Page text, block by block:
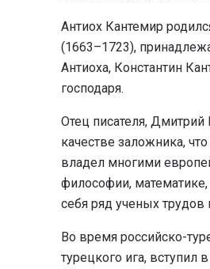
Антиох Кантемир
(1663–1723),
Антиоха, Константин
господаря.
Отец писателя,
качестве заложника,
владел многими
философии,
себя ряд ученых
Во время российско-
турецкого ига, вступил